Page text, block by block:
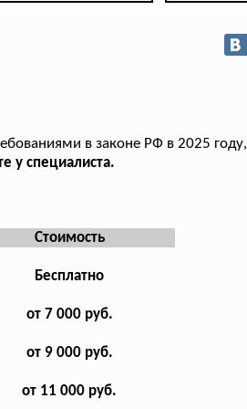
в законе РФ в 2025 году,
у специалиста.
Стоимость
Бесплатно
от 7 000 руб.
от 9 000 руб.
от 11 000 руб.